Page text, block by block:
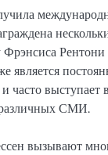
Рентони
является
выступает
СМИ.
вызывают